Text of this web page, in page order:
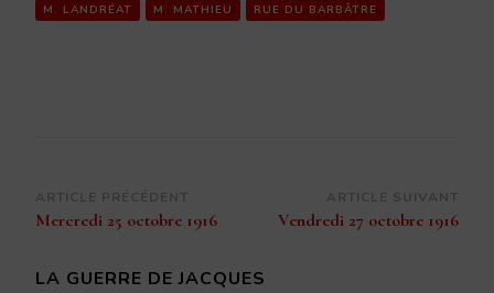
M. LANDRÉAT M. MATHIEU RUE DU BARBÂTRE
Navigation
d’article
Mercredi 25 octobre 1916 Vendredi 27 octobre 1916
LA GUERRE DE JACQUES